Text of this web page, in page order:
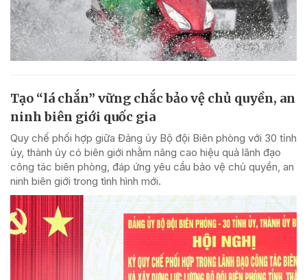
Tạo “lá chắn” vững chắc bảo vệ chủ quyền, an
ninh biên giới quốc gia
Quy chế phối hợp giữa Đảng ủy Bộ đội Biên phòng với 30 tỉnh
ủy, thành ủy có biên giới nhằm nâng cao hiệu quả lãnh đạo
công tác biên phòng, đáp ứng yêu cầu bảo vệ chủ quyền, an
ninh biên giới trong tình hình mới.